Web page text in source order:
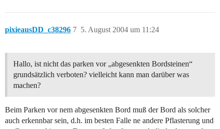
pixieausDD_c38296 5. August 2004 um 11:24
7
Hallo, ist nicht das parken vor „abgesenkten Bordsteinen“
grundsätzlich verboten? vielleicht kann man darüber was
machen?
Beim Parken vor nem abgesenkten Bord muß der Bord als solcher
auch erkennbar sein, d.h. im besten Falle ne andere Pflasterung und